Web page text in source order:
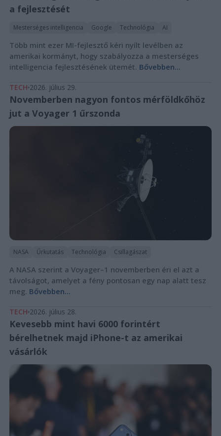
a fejlesztését
Mesterséges intelligencia Google Technológia AI
Több mint ezer MI-fejlesztő kéri nyílt levélben az
amerikai kormányt, hogy szabályozza a mesterséges
intelligencia fejlesztésének ütemét. Bővebben...
TECH 2026. július 29.
Novemberben nagyon fontos mérföldkőhöz
jut a Voyager 1 űrszonda
NASA Űrkutatás Technológia Csillagászat
A NASA szerint a Voyager–1 novemberben éri el azt a
távolságot, amelyet a fény pontosan egy nap alatt tesz
meg. Bővebben...
TECH 2026. július 28.
Kevesebb mint havi 6000 forintért
bérelhetnek majd iPhone-t az amerikai
vásárlók